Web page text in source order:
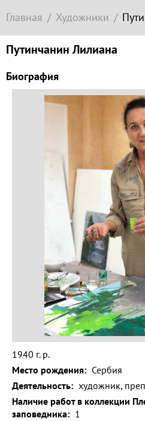
Главная Художники
Путинчанин Лилиана
Биография
1940 г. р.
Место рождения: Сербия
Деятельность: художник,
Наличие работ в коллекции
заповедника: 1